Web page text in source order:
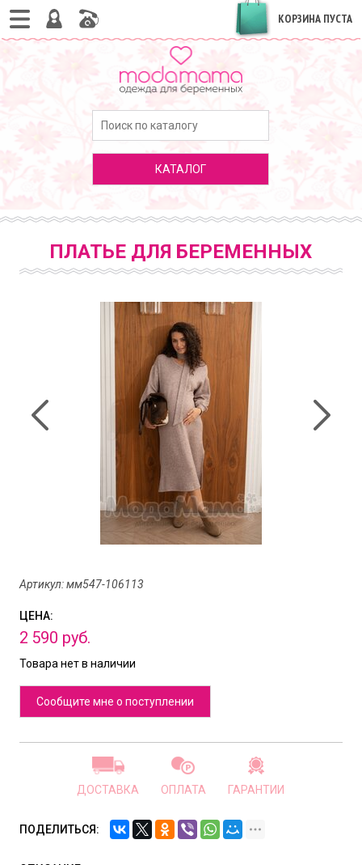
КОРЗИНА ПУСТА
КАТАЛОГ
ПЛАТЬЕ ДЛЯ БЕРЕМЕННЫХ
Артикул: мм547-106113
ЦЕНА:
2 590 руб.
Товара нет в наличии
Сообщите мне о поступлении
ДОСТАВКА ОПЛАТА ГАРАНТИИ
ПОДЕЛИТЬСЯ: